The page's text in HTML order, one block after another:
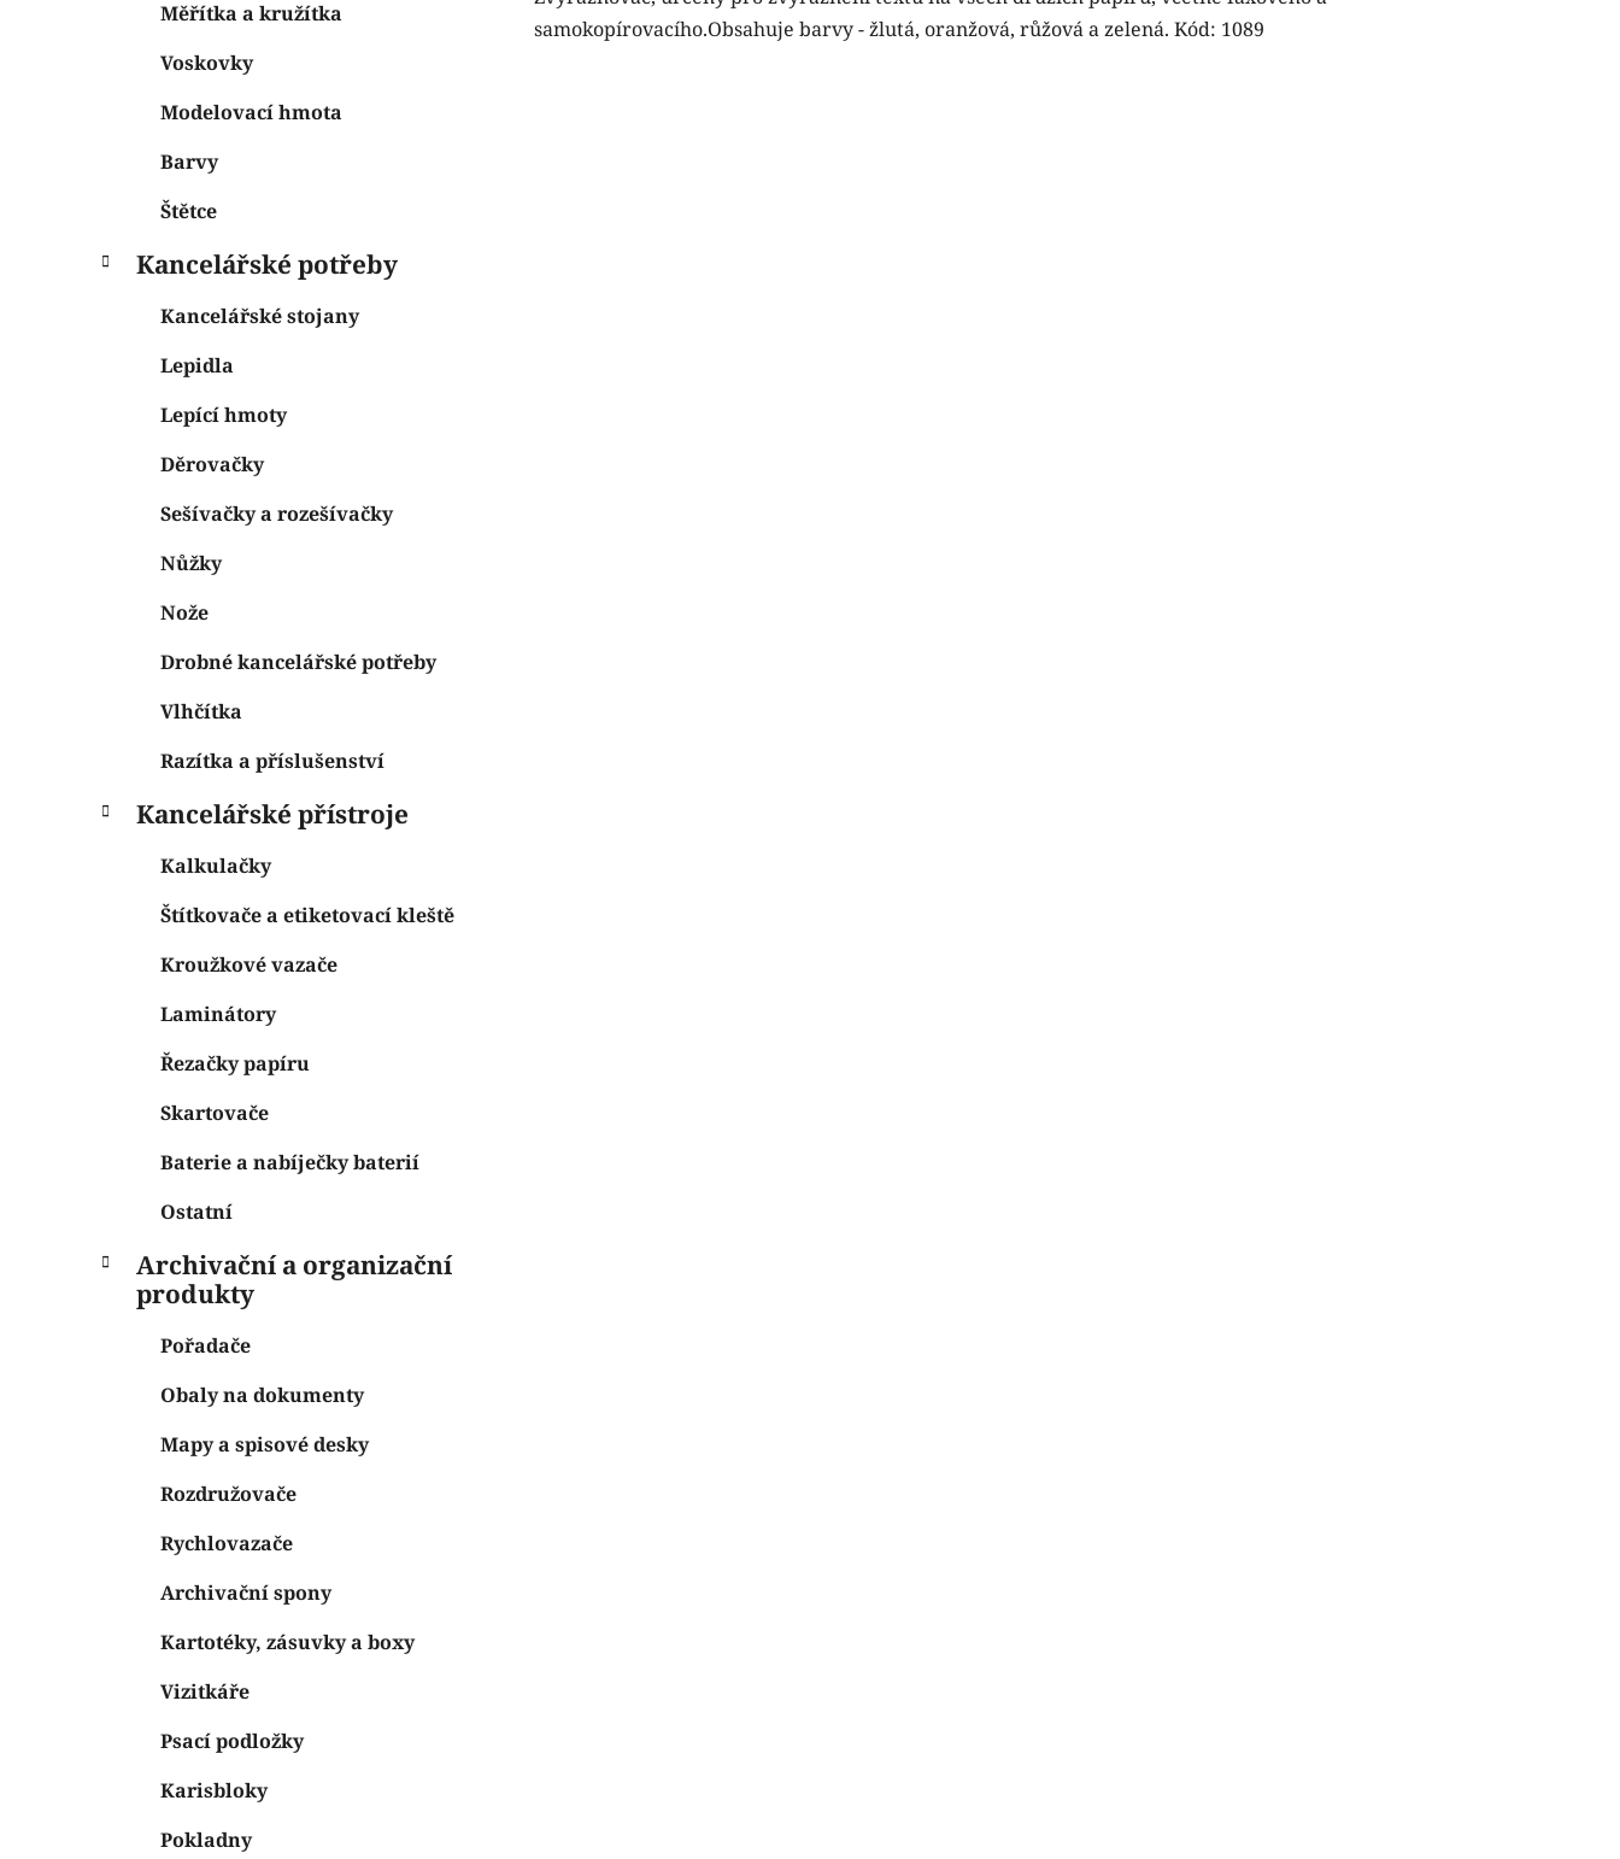
Měřítka a kružítka
Voskovky
Modelovací hmota
Barvy
Štětce
Kancelářské potřeby
Kancelářské stojany
Lepidla
Lepící hmoty
Děrovačky
Sešívačky a rozešívačky
Nůžky
Nože
Drobné kancelářské potřeby
Vlhčítka
Razítka a příslušenství
Kancelářské přístroje
Kalkulačky
Štítkovače a etiketovací kleště
Kroužkové vazače
Laminátory
Řezačky papíru
Skartovače
Baterie a nabíječky baterií
Ostatní
Archivační a organizační
produkty
Pořadače
Obaly na dokumenty
Mapy a spisové desky
Rozdružovače
Rychlovazače
Archivační spony
Kartotéky, zásuvky a boxy
Vizitkáře
Psací podložky
Karisbloky
Pokladny
samokopírovacího.Obsahuje barvy - žlutá, oranžová, růžová a zelená. Kód: 1089